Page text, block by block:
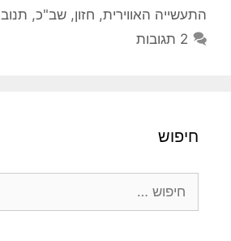
התעשייה האווירית, חזון, שב"כ,
2 תגובות
חיפוש